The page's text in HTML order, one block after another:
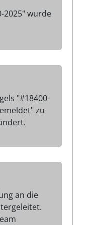
2025" wurde
"#18400-
zu
an die